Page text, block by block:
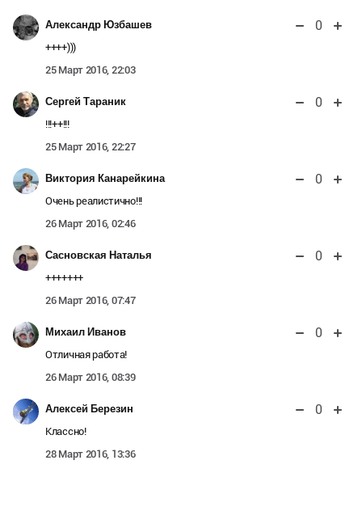
Александр Юзбашев 0
++++)))
25 Март 2016, 22:03
Сергей Тараник 0
!!!++!!!
25 Март 2016, 22:27
Виктория Канарейкина 0
Очень реалистично!!!
26 Март 2016, 02:46
Сасновская Наталья 0
+++++++
26 Март 2016, 07:47
Михаил Иванов 0
Отличная работа!
26 Март 2016, 08:39
Алексей Березин 0
Классно!
28 Март 2016, 13:36